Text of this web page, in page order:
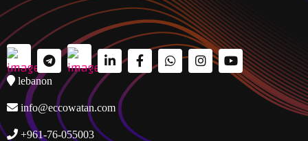
lebanon
info@eccowatan.com
+961-76-055003